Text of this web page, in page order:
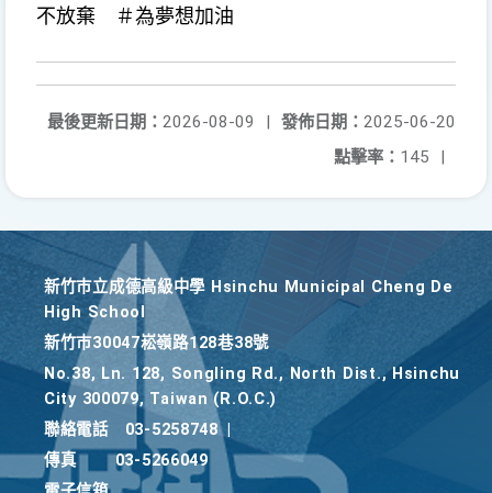
不放棄 ＃為夢想加油
發佈日期： 2025-06-20
最後更新日期： 2026-08-09
|
點擊率： 145 |
新竹巿立成德高級中學 Hsinchu Municipal Cheng De
High School
新竹巿30047崧嶺路128巷38號
No.38, Ln. 128, Songling Rd., North Dist., Hsinchu
City 300079, Taiwan (R.O.C.)
聯絡電話
03-5258748
傳真
03-5266049